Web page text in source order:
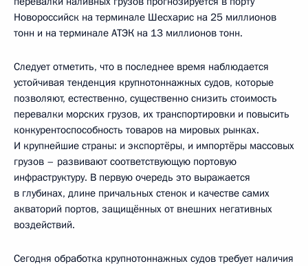
Новороссийск на терминале Шесхарис на 25 миллионов
тонн и на терминале АТЭК на 13 миллионов тонн.
Следует отметить, что в последнее время наблюдается
устойчивая тенденция крупнотоннажных судов, которые
позволяют, естественно, существенно снизить стоимость
перевалки морских грузов, их транспортировки и повысить
конкурентоспособность товаров на мировых рынках.
И крупнейшие страны: и экспортёры, и импортёры массовых
грузов – развивают соответствующую портовую
инфраструктуру. В первую очередь это выражается
в глубинах, длине причальных стенок и качестве самих
акваторий портов, защищённых от внешних негативных
воздействий.
Сегодня обработка крупнотоннажных судов требует наличия